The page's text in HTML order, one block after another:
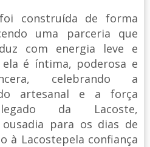
construída de forma
uma parceria que
com energia leve e
é íntima, poderosa e
celebrando a
artesanal e a força
da Lacoste,
para os dias de
à Lacostepela confiança